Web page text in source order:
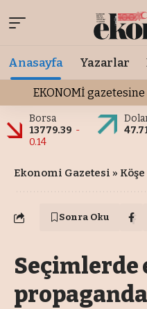
Anasayfa Yazarlar
EKONOMİ
Borsa
13779.39 -
0.14
Ekonomi Gazetesi »
Sonra Oku
Seçimlerde